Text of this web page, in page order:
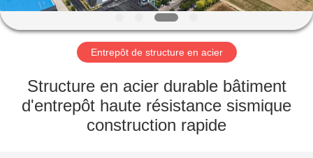
SPECTACLE
DE
RÉALITÉ
VIRTUELLE
Entrepôt de structure en acier
Structure en acier durable bâtiment
d'entrepôt haute résistance sismique
construction rapide